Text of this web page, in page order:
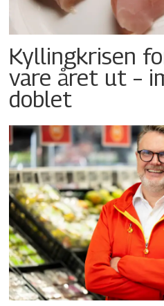
Kyllingkrisen
vare året ut –
doblet